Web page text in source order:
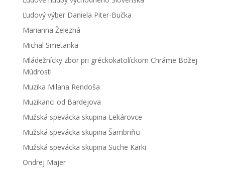
Ľudový výber Daniela Piter-Bučka
Marianna Železná
Michal Smetanka
Mládežnícky zbor pri gréckokatolíckom Chráme Božej
Múdrosti
Muzika Milana Rendoša
Muzikanci od Bardejova
Mužská spevácka skupina Lekárovce
Mužská spevácka skupina Šambriňci
Mužská spevácka skupina Suche Karki
Ondrej Majer